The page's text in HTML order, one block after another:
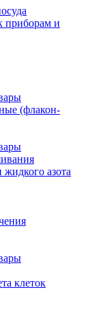
приборам и
(флакон-
азота
клеток